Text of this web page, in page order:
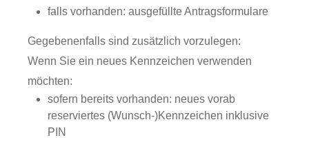
falls vorhanden: ausgefüllte Antragsformulare
Gegebenenfalls sind zusätzlich vorzulegen:
Wenn Sie ein neues Kennzeichen verwenden
möchten:
sofern bereits vorhanden: neues vorab
reserviertes (Wunsch-)Kennzeichen inklusive
PIN